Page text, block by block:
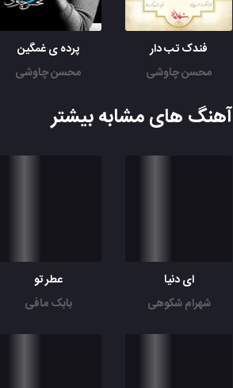
فندک تب دار
محسن چاوشی
پرده ی غمگین
محسن چاوشی
آهنگ های مشابه بیشتر
ای دنیا
شهرام شکوهی
عطر تو
بابک مافی